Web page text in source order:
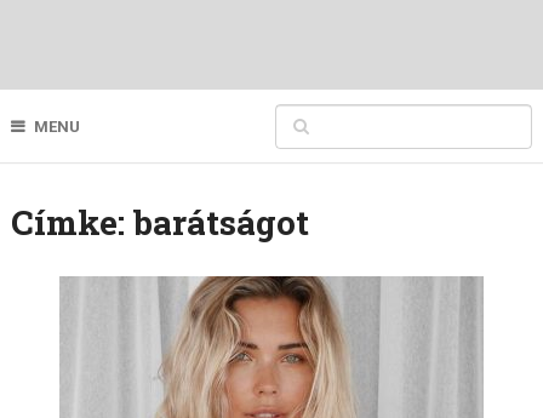
MENU
Címke: barátságot